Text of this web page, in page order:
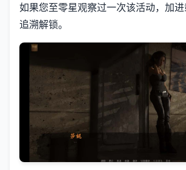
如果您至零星观察过一次该活动，加
追溯解锁。